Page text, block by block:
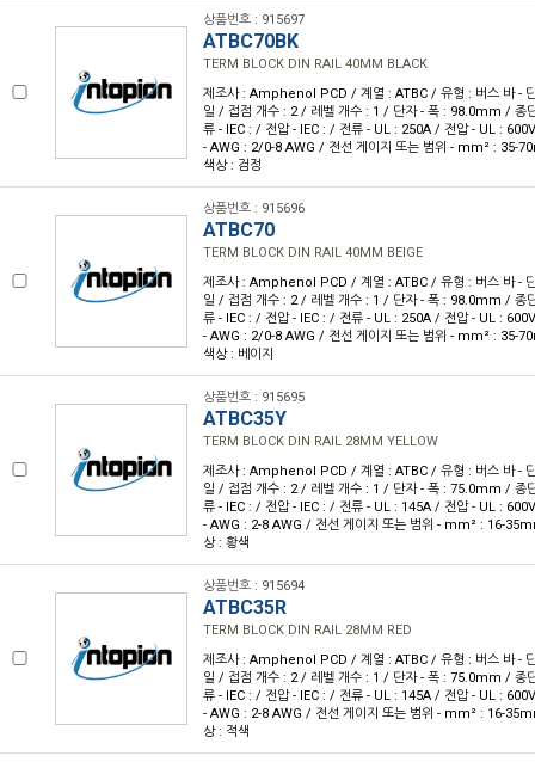
상품번호 : 915697
ATBC70BK
TERM BLOCK DIN RAIL 40MM BLACK
제조사 : Amphenol PCD / 계열 : ATBC / 유형 : 버스 바 -
일 / 접점 개수 : 2 / 레벨 개수 : 1 / 단자 - 폭 : 98.0mm / 종
류 - IEC : / 전압 - IEC : / 전류 - UL : 250A / 전압 - UL :
- AWG : 2/0-8 AWG / 전선 게이지 또는 범위 - mm² : 35-
색상 : 검정
상품번호 : 915696
ATBC70
TERM BLOCK DIN RAIL 40MM BEIGE
제조사 : Amphenol PCD / 계열 : ATBC / 유형 : 버스 바 -
일 / 접점 개수 : 2 / 레벨 개수 : 1 / 단자 - 폭 : 98.0mm / 종
류 - IEC : / 전압 - IEC : / 전류 - UL : 250A / 전압 - UL :
- AWG : 2/0-8 AWG / 전선 게이지 또는 범위 - mm² : 35-
색상 : 베이지
상품번호 : 915695
ATBC35Y
TERM BLOCK DIN RAIL 28MM YELLOW
제조사 : Amphenol PCD / 계열 : ATBC / 유형 : 버스 바 -
일 / 접점 개수 : 2 / 레벨 개수 : 1 / 단자 - 폭 : 75.0mm / 종
류 - IEC : / 전압 - IEC : / 전류 - UL : 145A / 전압 - UL :
- AWG : 2-8 AWG / 전선 게이지 또는 범위 - mm² : 16-
상 : 황색
상품번호 : 915694
ATBC35R
TERM BLOCK DIN RAIL 28MM RED
제조사 : Amphenol PCD / 계열 : ATBC / 유형 : 버스 바 -
일 / 접점 개수 : 2 / 레벨 개수 : 1 / 단자 - 폭 : 75.0mm / 종
류 - IEC : / 전압 - IEC : / 전류 - UL : 145A / 전압 - UL :
- AWG : 2-8 AWG / 전선 게이지 또는 범위 - mm² : 16-
상 : 적색